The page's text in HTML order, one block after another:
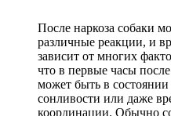
После наркоза собаки
различные реакции, и
зависит от многих
что в первые часы
может быть в состоянии
сонливости или даже
координации. Обычно